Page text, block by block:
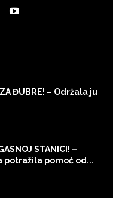
ZA ĐUBRE! – Održala ju
STANICI! –
potražila pomoć od...